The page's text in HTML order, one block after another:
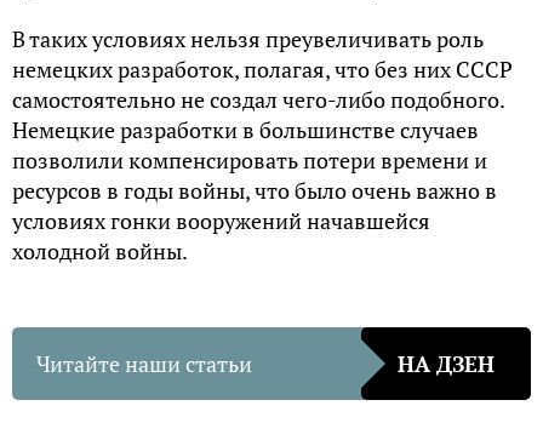
В таких условиях нельзя преувеличивать роль
немецких разработок, полагая, что без них СССР
самостоятельно не создал чего-либо подобного.
Немецкие разработки в большинстве случаев
позволили компенсировать потери времени и
ресурсов в годы войны, что было очень важно в
условиях гонки вооружений начавшейся
холодной войны.
Читайте наши статьи НА ДЗЕН